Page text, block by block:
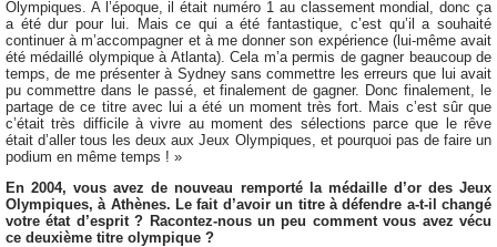
Olympiques. A l’époque, il était numéro 1 au classement mondial, donc ça
a été dur pour lui. Mais ce qui a été fantastique, c’est qu’il a souhaité
continuer à m’accompagner et à me donner son expérience (lui-même avait
été médaillé olympique à Atlanta). Cela m’a permis de gagner beaucoup de
temps, de me présenter à Sydney sans commettre les erreurs que lui avait
pu commettre dans le passé, et finalement de gagner. Donc finalement, le
partage de ce titre avec lui a été un moment très fort. Mais c’est sûr que
c’était très difficile à vivre au moment des sélections parce que le rêve
était d’aller tous les deux aux Jeux Olympiques, et pourquoi pas de faire un
podium en même temps ! »
En 2004, vous avez de nouveau remporté la médaille d’or des Jeux
Olympiques, à Athènes. Le fait d’avoir un titre à défendre a-t-il changé
votre état d’esprit ? Racontez-nous un peu comment vous avez vécu
ce deuxième titre olympique ?